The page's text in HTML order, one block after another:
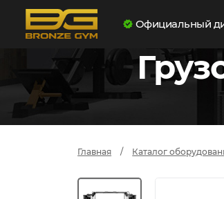
Официальный
Главная Каталог